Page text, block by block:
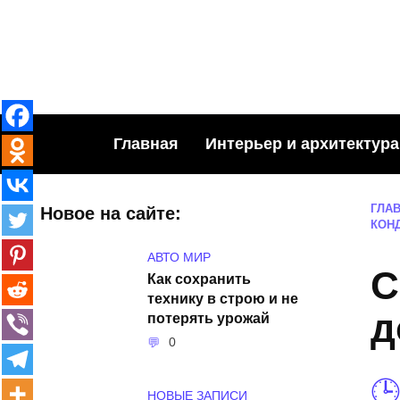
Главная Интерьер и архитектура
Новое на сайте:
АВТО МИР
Как сохранить
технику в строю и не
потерять урожай
0
НОВЫЕ ЗАПИСИ